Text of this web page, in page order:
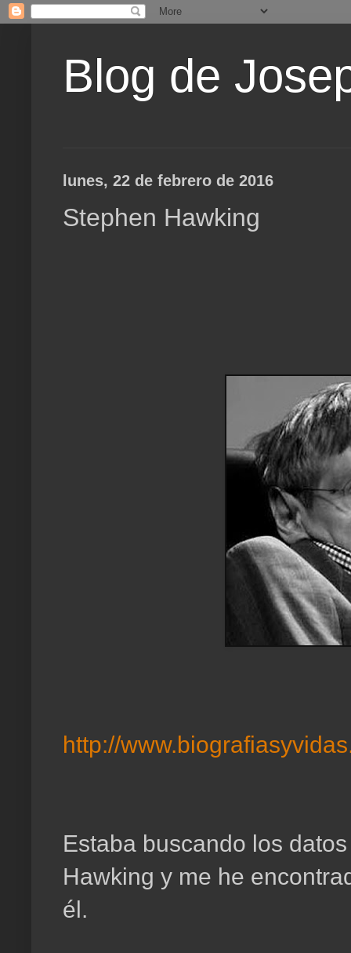
Blog de
lunes, 22 de febrero de 2016
Stephen Hawking
http://
Estaba buscando los
Hawking y me he
él.